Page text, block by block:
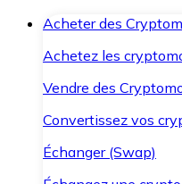
Acheter des
Achetez les
Vendre des
Convertissez vos
Échanger (Swap)